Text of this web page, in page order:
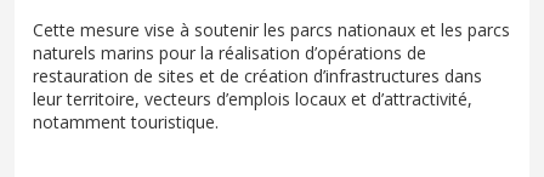
Cette mesure vise à soutenir les parcs nationaux et les parcs
naturels marins pour la réalisation d’opérations de
restauration de sites et de création d’infrastructures dans
leur territoire, vecteurs d’emplois locaux et d’attractivité,
notamment touristique.